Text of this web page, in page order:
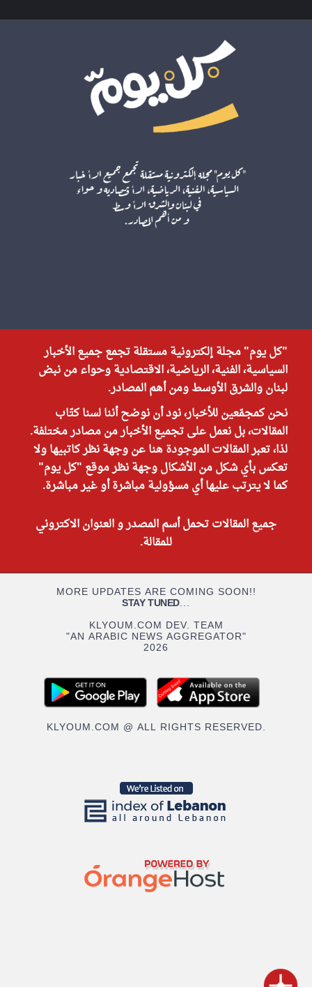
"كل يوم" مجلة إلكترونية مستقلة تجمع جميع الأخبار
السياسية، الفنية، الرياضية، الاقتصادية وحواء من نبض
لبنان والشرق الأوسط ومن أهم المصادر.
نحن كمجمّعين للأخبار، نود أن نوضح أننا لسنا كتّاب
المقالات، بل نعمل على تجميع الأخبار من مصادر مختلفة.
لذا، تعبر المقالات الموجودة هنا عن وجهة نظر كاتبيها ولا
تعكس بأي شكل من الأشكال وجهة نظر موقع "كل يوم"
كما لا يترتب عليها أي مسؤولية مباشرة أو غير مباشرة.
جميع المقالات تحمل أسم المصدر و العنوان الاكتروني
للمقالة.
MORE UPDATES ARE COMING SOON!!
STAY TUNED...
KLYOUM.COM DEV. TEAM
"AN ARABIC NEWS AGGREGATOR"
2026
KLYOUM.COM @ ALL RIGHTS RESERVED.